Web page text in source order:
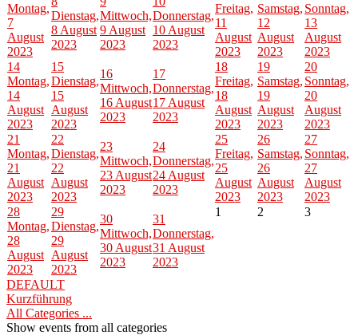
Montag,
7
August
2023
Dienstag,
8 August
2023
Mittwoch,
9 August
2023
Donnerstag,
10 August
2023
Freitag,
11
August
2023
Samstag,
12
August
2023
Sonntag,
13
August
2023
14
Montag,
14
August
2023
15
Dienstag,
15
August
2023
16
Mittwoch,
16 August
2023
17
Donnerstag,
17 August
2023
18
Freitag,
18
August
2023
19
Samstag,
19
August
2023
20
Sonntag,
20
August
2023
21
Montag,
21
August
2023
22
Dienstag,
22
August
2023
23
Mittwoch,
23 August
2023
24
Donnerstag,
24 August
2023
25
Freitag,
25
August
2023
26
Samstag,
26
August
2023
27
Sonntag,
27
August
2023
28
Montag,
28
August
2023
29
Dienstag,
29
August
2023
30
Mittwoch,
30 August
2023
31
Donnerstag,
31 August
2023
1 2 3
DEFAULT
Kurzführung
All Categories ...
Show events from all categories